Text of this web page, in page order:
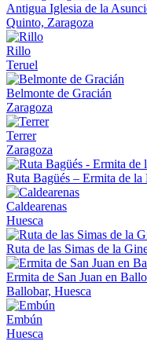
Antigua Iglesia de la
Quinto, Zaragoza
Rillo
Teruel
Belmonte de Gracián
Zaragoza
Terrer
Zaragoza
Ruta Bagüés – Ermita de la
Caldearenas
Huesca
Ruta de las Simas de la
Ermita de San Juan en
Ballobar, Huesca
Embún
Huesca